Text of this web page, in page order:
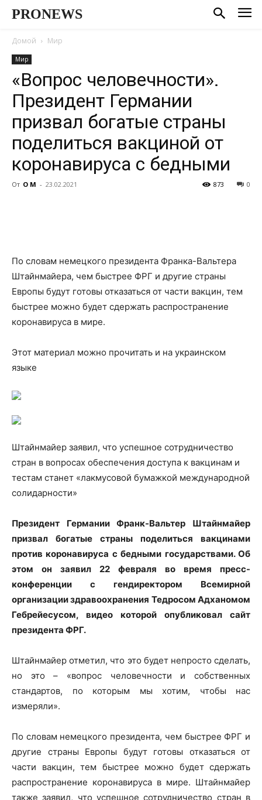
PRONEWS
Домой Мир
Мир
«Вопрос человечности».
Президент Германии
призвал богатые страны
поделиться вакциной от
коронавируса с бедными
От О М - 23.02.2021 0
873
По словам немецкого президента Франка-Вальтера
Штайнмайера, чем быстрее ФРГ и другие страны
Европы будут готовы отказаться от части вакцин, тем
быстрее можно будет сдержать распространение
коронавируса в мире.
Этот материал можно прочитать и на украинском
языке
Штайнмайер заявил, что успешное сотрудничество
стран в вопросах обеспечения доступа к вакцинам и
тестам станет «лакмусовой бумажкой международной
солидарности»
Президент Германии Франк-Вальтер Штайнмайер
призвал богатые страны поделиться вакцинами
против коронавируса с бедными государствами. Об
этом он заявил 22 февраля во время пресс-
конференции с гендиректором Всемирной
организации здравоохранения Тедросом Адханомом
Гебрейесусом, видео которой опубликовал сайт
президента ФРГ.
Штайнмайер отметил, что это будет непросто сделать,
но это – «вопрос человечности и собственных
стандартов, по которым мы хотим, чтобы нас
измеряли».
По словам немецкого президента, чем быстрее ФРГ и
другие страны Европы будут готовы отказаться от
части вакцин, тем быстрее можно будет сдержать
распространение коронавируса в мире. Штайнмайер
также заявил, что успешное сотрудничество стран в